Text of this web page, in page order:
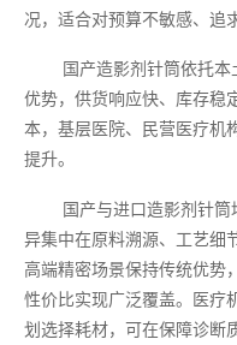
况，适合对预算不敏感、追
国产造影剂针筒依托
优势，供货响应快、库存稳
本，基层医院、民营医疗机
提升。
国产与进口造影剂针
异集中在原料溯源、工艺细
高端精密场景保持传统优势
性价比实现广泛覆盖。医疗
划选择耗材，可在保障诊断